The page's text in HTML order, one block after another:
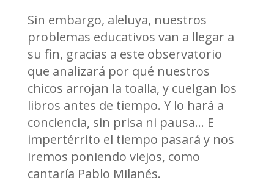
Sin embargo, aleluya, nuestros
problemas educativos van a llegar a
su fin, gracias a este observatorio
que analizará por qué nuestros
chicos arrojan la toalla, y cuelgan los
libros antes de tiempo. Y lo hará a
conciencia, sin prisa ni pausa… E
impertérrito el tiempo pasará y nos
iremos poniendo viejos, como
cantaría Pablo Milanés.